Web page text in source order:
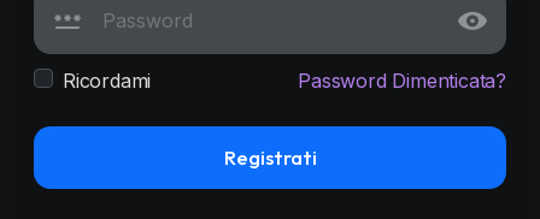
Ricordami Password Dimenticata?
Registrati